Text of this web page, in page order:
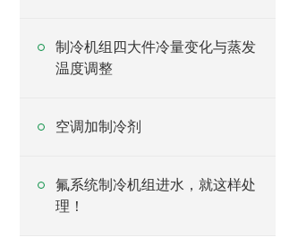
制冷机组四大件冷量变化与蒸发
温度调整
空调加制冷剂
氟系统制冷机组进水，就这样处
理！